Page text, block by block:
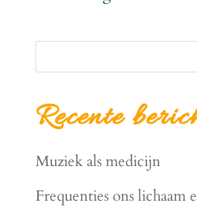
Recente
Muziek als medicijn
Frequenties ons lichaam